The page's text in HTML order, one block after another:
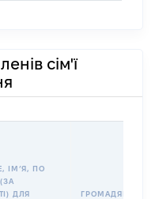
сім'ї
ІМʼЯ, ПО
ДЛЯ
ГРОМАДЯНСТВО